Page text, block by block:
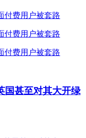
国甚至对其大开绿